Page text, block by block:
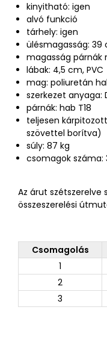
kinyitható: igen
alvó funkció
tárhely: igen
ülésmagasság: 39
magasság párnák
lábak: 4,5 cm, PVC
mag: poliuretán
szerkezet anyaga:
párnák: hab T18
teljesen
szövettel borítva)
súly: 87 kg
csomagok száma:
Az árut szétszerelve
összeszerelési
Csomagolás
1
2
3